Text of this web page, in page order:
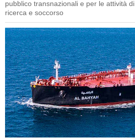
pubblico transnazionali e per le attività di
ricerca e soccorso